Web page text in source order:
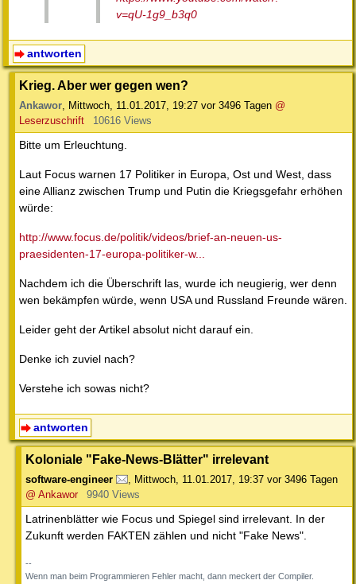
v=qU-1g9_b3q0
antworten
Krieg. Aber wer gegen wen?
Ankawor, Mittwoch, 11.01.2017, 19:27 vor 3496 Tagen @
Leserzuschrift
10616 Views
Bitte um Erleuchtung.
Laut Focus warnen 17 Politiker in Europa, Ost und West, dass
eine Allianz zwischen Trump und Putin die Kriegsgefahr erhöhen
würde:
http://www.focus.de/politik/videos/brief-an-neuen-us-
praesidenten-17-europa-politiker-w...
Nachdem ich die Überschrift las, wurde ich neugierig, wer denn
wen bekämpfen würde, wenn USA und Russland Freunde wären.
Leider geht der Artikel absolut nicht darauf ein.
Denke ich zuviel nach?
Verstehe ich sowas nicht?
antworten
Koloniale "Fake-News-Blätter" irrelevant
software-engineer , Mittwoch, 11.01.2017, 19:37 vor 3496 Tagen
@ Ankawor
9940 Views
Latrinenblätter wie Focus und Spiegel sind irrelevant. In der
Zukunft werden FAKTEN zählen und nicht "Fake News".
--
Wenn man beim Programmieren Fehler macht, dann meckert der Compiler.